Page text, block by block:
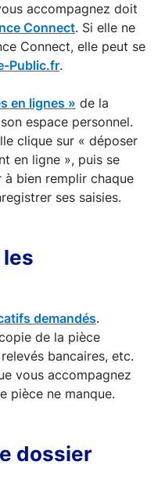
accompagnez doit
Connect. Si elle ne
Connect, elle peut se
Public.fr.
en lignes » de la
espace personnel.
clique sur « déposer
en ligne », puis se
à bien remplir chaque
ses saisies.
les
demandés.
de la pièce
bancaires, etc.
vous accompagnez
pièce ne manque.
dossier